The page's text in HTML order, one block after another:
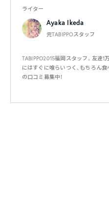
ライター
Ayaka Ikeda
元TABIPPOスタッフ
TABIPPO2015福岡スタッフ。友達
にはすぐに喰らいつく、もちろん
の口コミ募集中！